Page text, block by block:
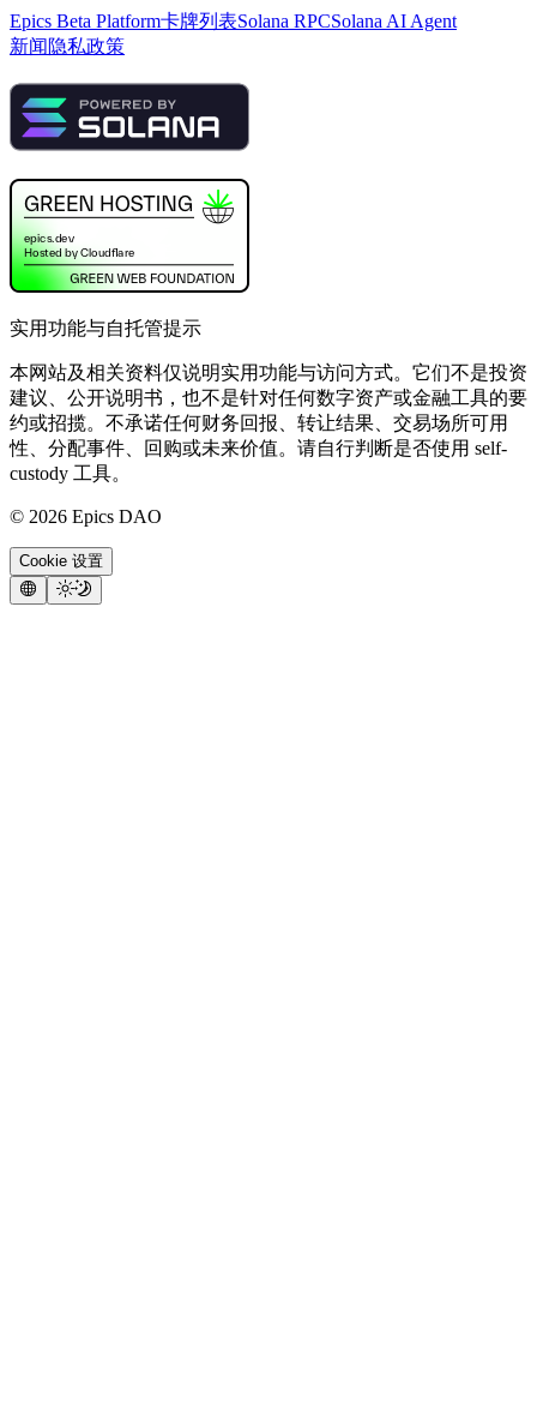
Epics Beta Platform卡牌列表Solana RPCSolana AI Agent
新闻 隐私政策
实用功能与自托管提示
本网站及相关资料仅说明实用功能与访问方式。它们不是投资
建议、公开说明书，也不是针对任何数字资产或金融工具的要
约或招揽。不承诺任何财务回报、转让结果、交易场所可用
性、分配事件、回购或未来价值。请自行判断是否使用 self-
custody 工具。
© 2026 Epics DAO
Cookie 设置